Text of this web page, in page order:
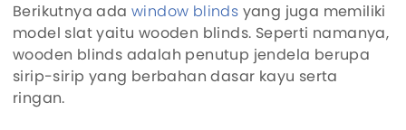
Berikutnya ada window blinds yang juga memiliki
model slat yaitu wooden blinds. Seperti namanya,
wooden blinds adalah penutup jendela berupa
sirip-sirip yang berbahan dasar kayu serta
ringan.